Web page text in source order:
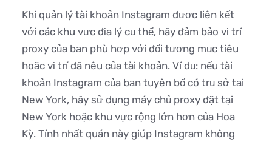
Khi quản lý tài khoản Instagram được liên kết
với các khu vực địa lý cụ thể, hãy đảm bảo vị trí
proxy của bạn phù hợp với đối tượng mục tiêu
hoặc vị trí đã nêu của tài khoản. Ví dụ: nếu tài
khoản Instagram của bạn tuyên bố có trụ sở tại
New York, hãy sử dụng máy chủ proxy đặt tại
New York hoặc khu vực rộng lớn hơn của Hoa
Kỳ. Tính nhất quán này giúp Instagram không